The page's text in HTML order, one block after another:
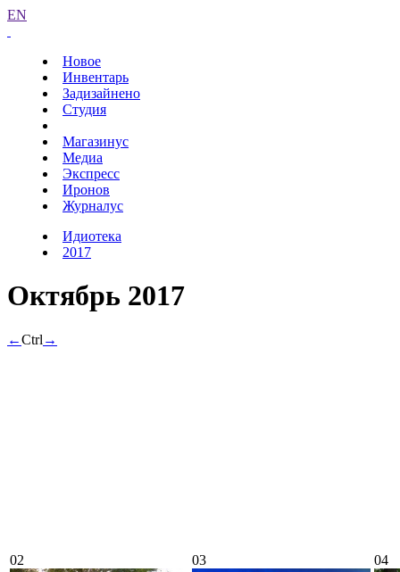
EN
Новое
Инвентарь
Задизайнено
Студия
Магазинус
Медиа
Экспресс
Иронов
Журналус
Идиотека
2017
Октябрь 2017
←Ctrl →
02 03 04